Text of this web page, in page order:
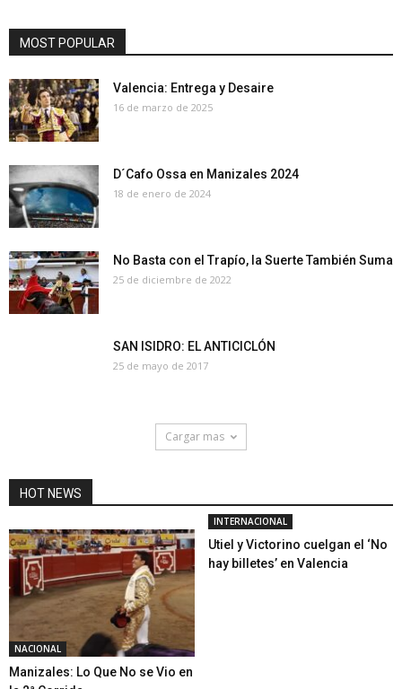
MOST POPULAR
Valencia: Entrega y Desaire
16 de marzo de 2025
D´Cafo Ossa en Manizales 2024
18 de enero de 2024
No Basta con el Trapío, la Suerte También Suma
25 de diciembre de 2022
SAN ISIDRO: EL ANTICICLÓN
25 de mayo de 2017
Cargar mas
HOT NEWS
NACIONAL
Manizales: Lo Que No se Vio en
INTERNACIONAL
Utiel y Victorino cuelgan el ‘No
hay billetes’ en Valencia